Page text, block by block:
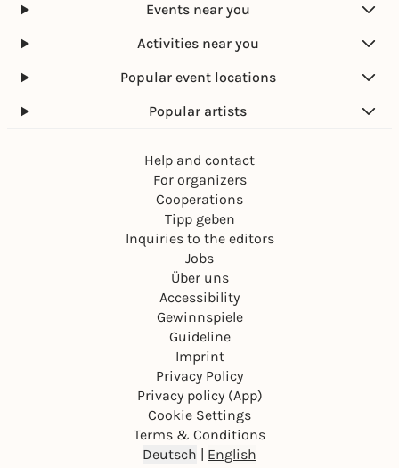
Events near you
Activities near you
Popular event locations
Popular artists
Help and contact
For organizers
Cooperations
Tipp geben
Inquiries to the editors
Jobs
Über uns
Accessibility
Gewinnspiele
Guideline
Imprint
Privacy Policy
Privacy policy (App)
Cookie Settings
Terms & Conditions
Deutsch | English